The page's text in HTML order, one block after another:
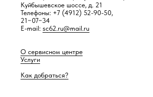
Куйбышевское шоссе, д. 21
Телефоны: +7 (4912) 52-90-50,
21−07−34
E-mail: sc62.ru@mail.ru
О сервисном центре
Услуги
Как добраться?